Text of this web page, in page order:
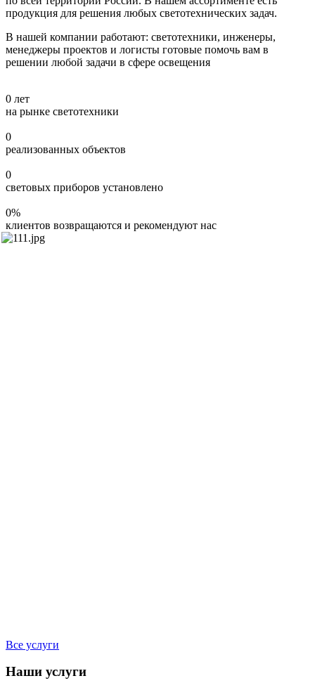
продукция для решения любых светотехнических задач.
В нашей компании работают: светотехники, инженеры,
менеджеры проектов и логисты готовые помочь вам в
решении любой задачи в сфере освещения
0 лет
на рынке светотехники
0
реализованных объектов
0
световых приборов установлено
0%
клиентов возвращаются и рекомендуют нас
Все услуги
Наши услуги